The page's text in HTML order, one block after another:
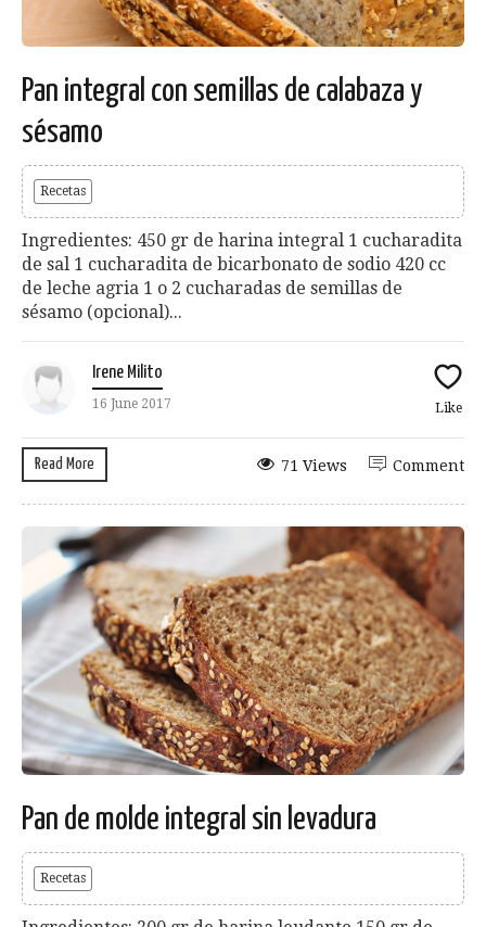
Pan integral con semillas de calabaza y
sésamo
Recetas
Ingredientes: 450 gr de harina integral 1 cucharadita
de sal 1 cucharadita de bicarbonato de sodio 420 cc
de leche agria 1 o 2 cucharadas de semillas de
sésamo (opcional)...
Irene Milito
16 June 2017 Like
Read More Comment
71 Views
Pan de molde integral sin levadura
Recetas